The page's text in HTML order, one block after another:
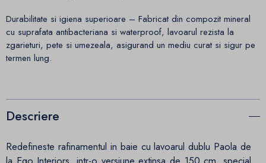
Durabilitate si igiena superioare – Fabricat din compozit mineral
cu suprafata antibacteriana si waterproof, lavoarul rezista la
zgarieturi, pete si umezeala, asigurand un mediu curat si sigur pe
termen lung.
Descriere
Redefineste rafinamentul in baie cu lavoarul dublu Paola de